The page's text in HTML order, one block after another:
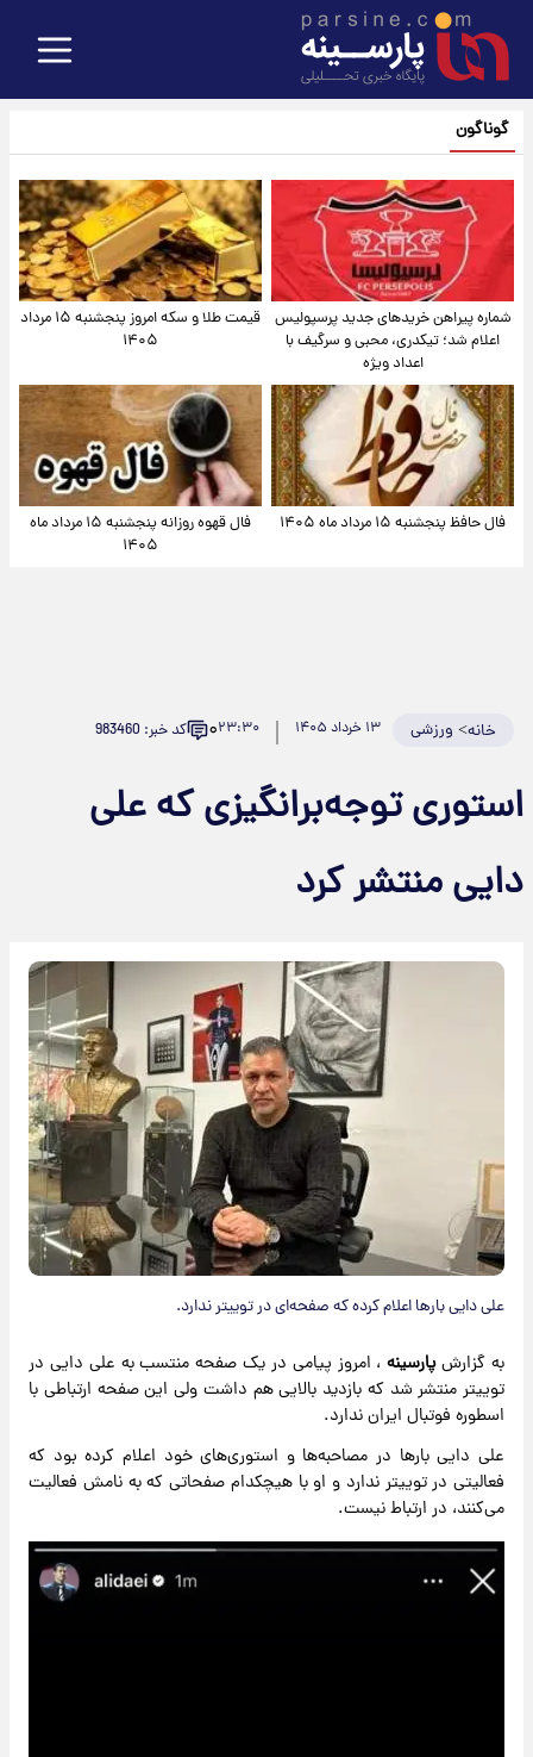
گوناگون
شماره پیراهن خریدهای جدید پرسپولیس
اعلام شد؛ تیکدری، محبی و سرگیف با
اعداد ویژه
قیمت طلا و سکه امروز پنجشنبه ۱۵ مرداد
۱۴۰۵
فال حافظ پنجشنبه ۱۵ مرداد ماه ۱۴۰۵
فال قهوه روزانه پنجشنبه ۱۵ مرداد ماه
۱۴۰۵
خانه> ورزشی ۱۳ خرداد ۱۴۰۵ ۲۳:۳۰۰ کد خبر: 983460
استوری توجه‌برانگیزی که علی
دایی منتشر کرد
علی دایی بارها اعلام کرده که صفحه‌ای در توییتر ندارد.
به گزارشپارسینه، امروز پیامی در یک صفحه منتسب به علی دایی در
توییتر منتشر شد که بازدید بالایی هم داشت ولی این صفحه ارتباطی با
اسطوره فوتبال ایران ندارد.
علی دایی بارها در مصاحبه‌ها و استوری‌های خود اعلام کرده بود که
فعالیتی در توییتر ندارد و او با هیچکدام صفحاتی که به نامش فعالیت
می‌کنند، در ارتباط نیست.